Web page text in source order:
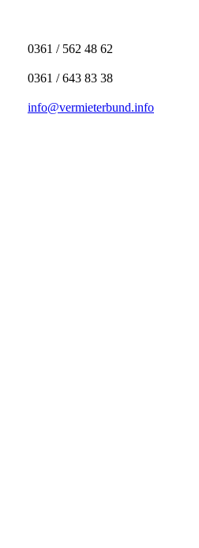
0361 / 562 48 62
0361 / 643 83 38
info@vermieterbund.info